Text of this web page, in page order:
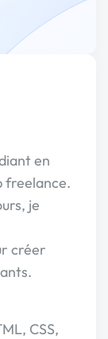
en
freelance.
je
créer
CSS,